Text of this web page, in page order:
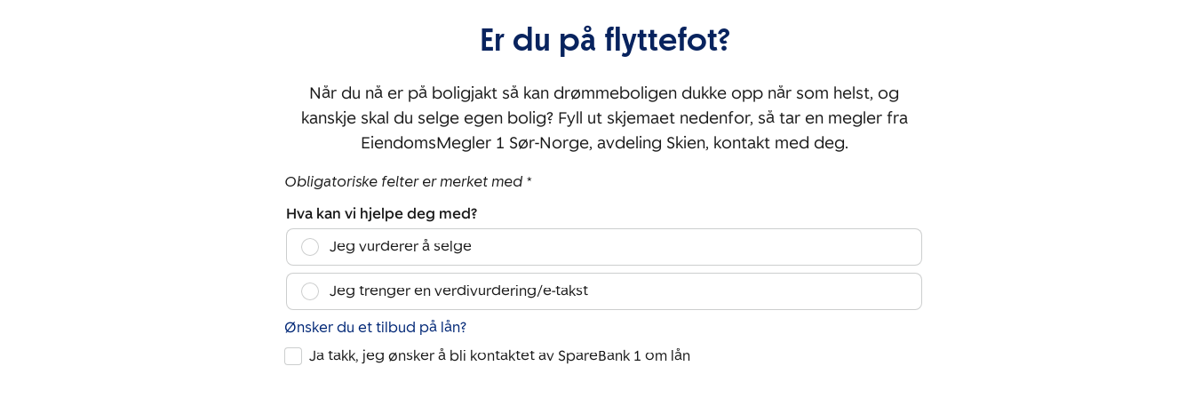
Er du på flyttefot?
Når du nå er på boligjakt så kan drømmeboligen dukke opp når som helst, og
kanskje skal du selge egen bolig? Fyll ut skjemaet nedenfor, så tar en megler fra
EiendomsMegler 1 Sør-Norge, avdeling Skien, kontakt med deg.
Obligatoriske felter er merket med *
Hva kan vi hjelpe deg med?
Jeg vurderer å selge
Jeg trenger en verdivurdering/e-takst
Ønsker du et tilbud på lån?
Ja takk, jeg ønsker å bli kontaktet av SpareBank 1 om lån